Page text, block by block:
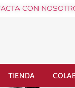
CON
TIENDA